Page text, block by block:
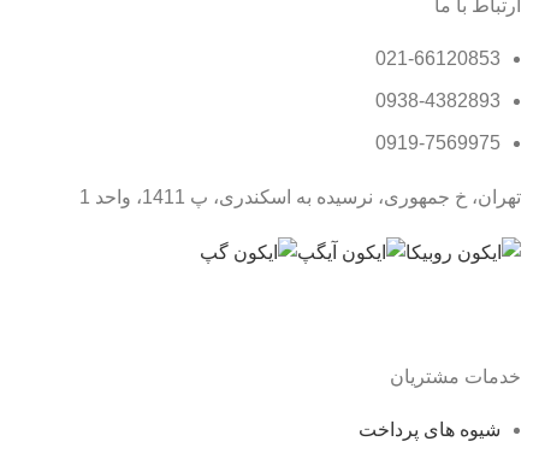
ارتباط با ما
021-66120853
0938-4382893
0919-7569975
تهران، خ جمهوری، نرسیده به اسکندری، پ 1411، واحد 1
خدمات مشتریان
شیوه های پرداخت